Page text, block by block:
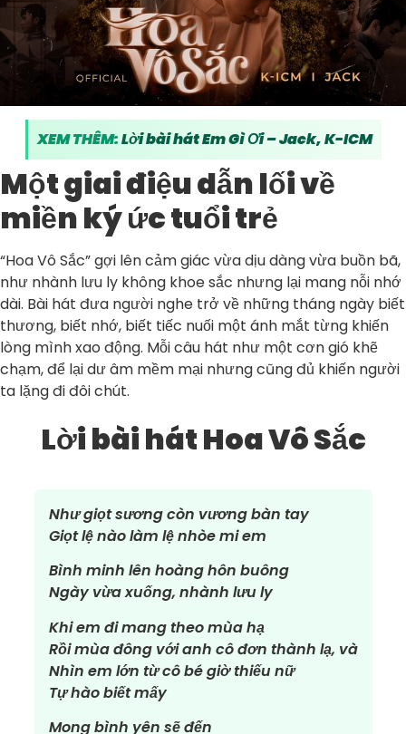
XEM THÊM:Lời bài hát Em Gì Ơi – Jack, K-ICM
Một giai điệu dẫn lối về
miền ký ức tuổi trẻ
“Hoa Vô Sắc” gợi lên cảm giác vừa dịu dàng vừa buồn bã,
như nhành lưu ly không khoe sắc nhưng lại mang nỗi nhớ
dài. Bài hát đưa người nghe trở về những tháng ngày biết
thương, biết nhớ, biết tiếc nuối một ánh mắt từng khiến
lòng mình xao động. Mỗi câu hát như một cơn gió khẽ
chạm, để lại dư âm mềm mại nhưng cũng đủ khiến người
ta lặng đi đôi chút.
Lời bài hát Hoa Vô Sắc
Như giọt sương còn vương bàn tay
Giọt lệ nào làm lệ nhòe mi em
Bình minh lên hoàng hôn buông
Ngày vừa xuống, nhành lưu ly
Khi em đi mang theo mùa hạ
Rồi mùa đông với anh cô đơn thành lạ, và
Nhìn em lớn từ cô bé giờ thiếu nữ
Tự hào biết mấy
Mong bình yên sẽ đến